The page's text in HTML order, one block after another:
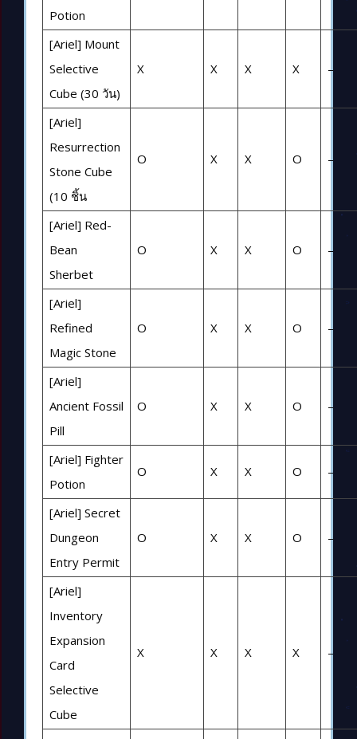
Potion
[Ariel] Mount
Selective
Cube (30 วัน)
X X X X –
[Ariel]
Resurrection
Stone Cube
(10 ชิ้น
O X X O –
[Ariel] Red-
Bean
Sherbet
O X X O –
[Ariel]
Refined
Magic Stone
O X X O –
[Ariel]
Ancient Fossil
Pill
O X X O –
[Ariel] Fighter
Potion
O X X O –
[Ariel] Secret
Dungeon
Entry Permit
O X X O –
[Ariel]
Inventory
Expansion
Card
Selective
Cube
X X X X –